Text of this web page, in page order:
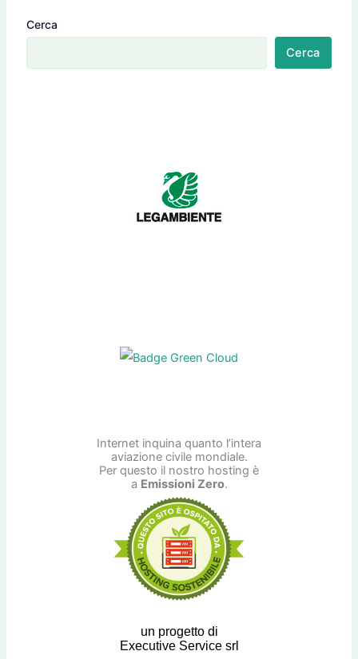
Cerca
Cerca
Internet inquina quanto l’intera
aviazione civile mondiale.
Per questo il nostro hosting è
a Emissioni Zero.
un progetto di
Executive Service srl